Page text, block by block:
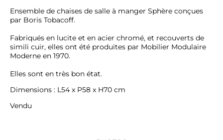
Ensemble de chaises de salle à manger Sphère conçues
par Boris Tobacoff.
Fabriqués en lucite et en acier chromé, et recouverts de
simili cuir, elles ont été produites par Mobilier Modulaire
Moderne en 1970.
Elles sont en très bon état.
Dimensions : L54 x P58 x H70 cm
Vendu